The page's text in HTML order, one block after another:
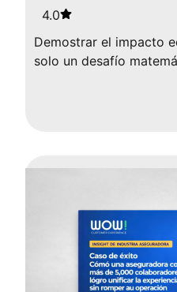
4.0
Demostrar el impacto
solo un desafío